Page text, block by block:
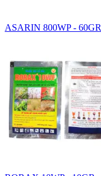
ASARIN 800WP - 60GR